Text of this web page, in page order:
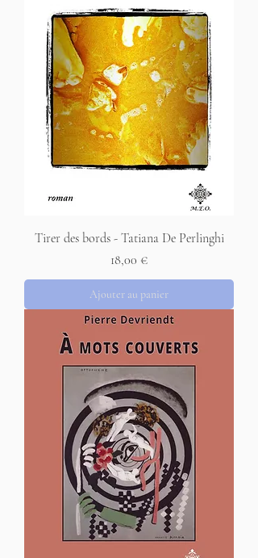
Tirer des bords - Tatiana De Perlinghi
Prix
18,00 €
Ajouter au panier